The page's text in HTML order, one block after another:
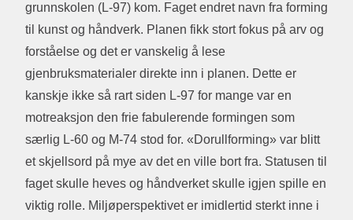
grunnskolen (L-97) kom. Faget endret navn fra forming
til kunst og håndverk. Planen fikk stort fokus på arv og
forståelse og det er vanskelig å lese
gjenbruksmaterialer direkte inn i planen. Dette er
kanskje ikke så rart siden L-97 for mange var en
motreaksjon den frie fabulerende formingen som
særlig L-60 og M-74 stod for. «Dorullforming» var blitt
et skjellsord på mye av det en ville bort fra. Statusen til
faget skulle heves og håndverket skulle igjen spille en
viktig rolle. Miljøperspektivet er imidlertid sterkt inne i